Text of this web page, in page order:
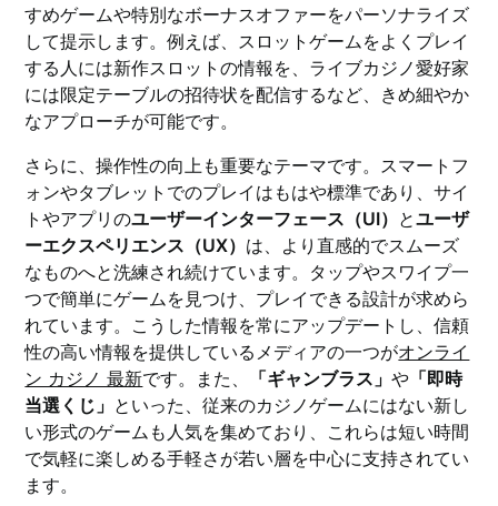
すめゲームや特別なボーナスオファーをパーソナライズ
して提示します。例えば、スロットゲームをよくプレイ
する人には新作スロットの情報を、ライブカジノ愛好家
には限定テーブルの招待状を配信するなど、きめ細やか
なアプローチが可能です。
さらに、操作性の向上も重要なテーマです。スマートフ
ォンやタブレットでのプレイはもはや標準であり、サイ
トやアプリのユーザーインターフェース（UI） とユーザ
ーエクスペリエンス（UX） は、より直感的でスムーズ
なものへと洗練され続けています。タップやスワイプ一
つで簡単にゲームを見つけ、プレイできる設計が求めら
れています。こうした情報を常にアップデートし、信頼
性の高い情報を提供しているメディアの一つがオンライ
ン カジノ 最新です。また、 「ギャンブラス」や 「即時
当選くじ」 といった、従来のカジノゲームにはない新し
い形式のゲームも人気を集めており、これらは短い時間
で気軽に楽しめる手軽さが若い層を中心に支持されてい
ます。